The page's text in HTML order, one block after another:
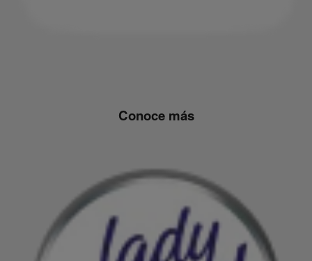
Conoce más